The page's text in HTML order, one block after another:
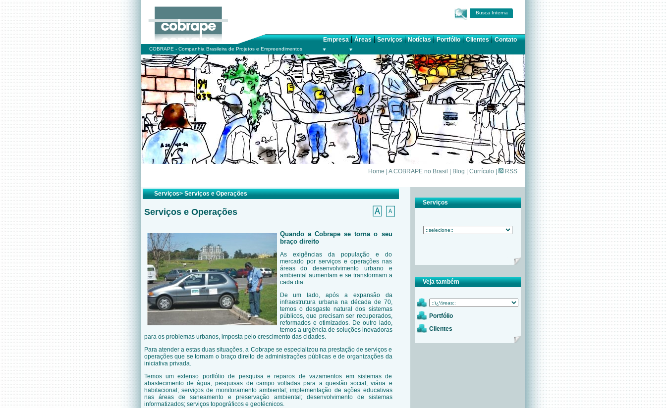
Busca Interna
Empresa|Áreas|Serviços|Notícias|Portfólio|Clientes|Contato
COBRAPE - Companhia Brasileira de Projetos e Empreendimentos
Home A COBRAPE no Brasil Blog Currículo RSS
Serviços> Serviços e Operações
Serviços e Operações
Quando a Cobrape se torna o seu
braço direito
As exigências da população e do
mercado por serviços e operações nas
áreas do desenvolvimento urbano e
ambiental aumentam e se transformam a
cada dia.
De um lado, após a expansão da
infraestrutura urbana na década de 70,
temos o desgaste natural dos sistemas
públicos, que precisam ser recuperados,
reformados e otimizados. De outro lado,
temos a urgência de soluções inovadoras
para os problemas urbanos, imposta pelo crescimento das cidades.
Para atender a estas duas situações, a Cobrape se especializou na prestação de serviços e
operações que se tornam o braço direito de administrações públicas e de organizações da
iniciativa privada.
Temos um extenso portfólio de pesquisa e reparos de vazamentos em sistemas de
abastecimento de água; pesquisas de campo voltadas para a questão social, viária e
habitacional; serviços de monitoramento ambiental; implementação de ações educativas
nas áreas de saneamento e preservação ambiental; desenvolvimento de sistemas
informatizados; serviços topográficos e geotécnicos.
Serviços
Veja também
Portfólio
Clientes